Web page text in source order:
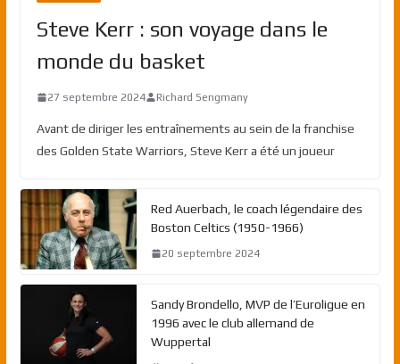
Steve Kerr : son voyage dans le
monde du basket
27 septembre 2024 Richard Sengmany
Avant de diriger les entraînements au sein de la franchise
des Golden State Warriors, Steve Kerr a été un joueur
Red Auerbach, le coach légendaire des
Boston Celtics (1950-1966)
20 septembre 2024
Sandy Brondello, MVP de l’Euroligue en
1996 avec le club allemand de
Wuppertal